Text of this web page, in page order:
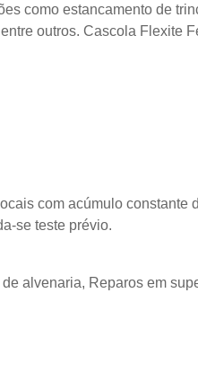
como estancamento de
outros. Cascola Flexite
com acúmulo
se teste prévio.
alvenaria, Reparos em